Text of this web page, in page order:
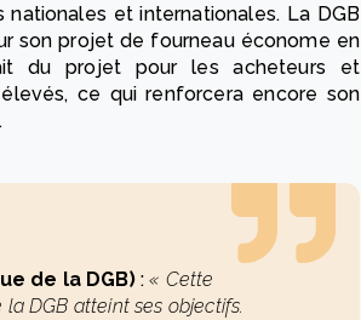
et internationales. La DGB
son projet de fourneau économe en
du projet pour les acheteurs et
ce qui renforcera encore son
de la DGB):« Cette
DGB atteint ses objectifs.